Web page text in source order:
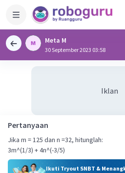
Meta M
30 September 2023 03:58
Iklan
Pertanyaan
Jika m = 125 dan n =32, hitunglah:
3m^(1/3) + 4n^(-3/5)
Ikuti Tryout SNBT &